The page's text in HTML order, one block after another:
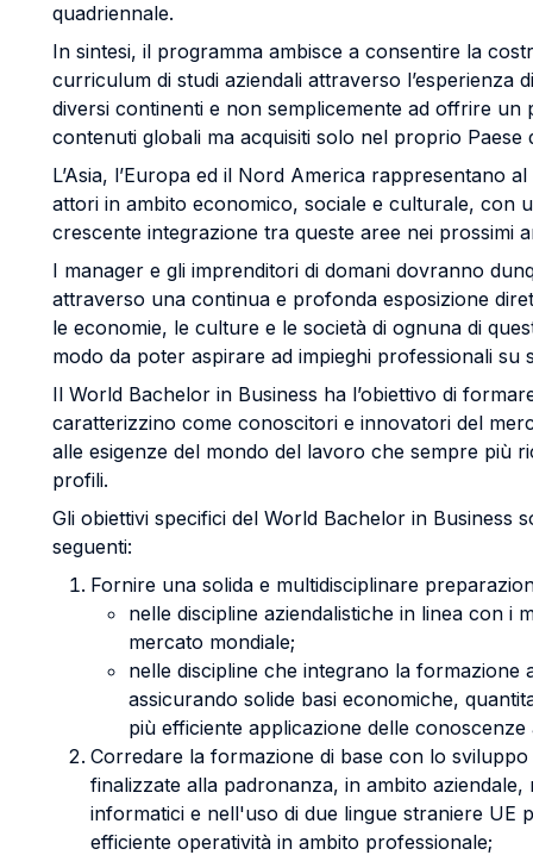
quadriennale.
In sintesi, il programma ambisce a consentire la
curriculum di studi aziendali attraverso l’esperienza
diversi continenti e non semplicemente ad offrire un
contenuti globali ma acquisiti solo nel proprio Paese
L’Asia, l’Europa ed il Nord America rappresentano
attori in ambito economico, sociale e culturale, con
crescente integrazione tra queste aree nei prossimi
I manager e gli imprenditori di domani dovranno
attraverso una continua e profonda esposizione
le economie, le culture e le società di ognuna di
modo da poter aspirare ad impieghi professionali su
Il World Bachelor in Business ha l’obiettivo di
caratterizzino come conoscitori e innovatori del
alle esigenze del mondo del lavoro che sempre più
profili.
Gli obiettivi specifici del World Bachelor in Business
seguenti:
Fornire una solida e multidisciplinare
nelle discipline aziendalistiche in linea con i
mercato mondiale;
nelle discipline che integrano la formazione
assicurando solide basi economiche,
più efficiente applicazione delle conoscenze
Corredare la formazione di base con lo
finalizzate alla padronanza, in ambito
informatici e nell'uso di due lingue straniere UE
efficiente operatività in ambito professionale;